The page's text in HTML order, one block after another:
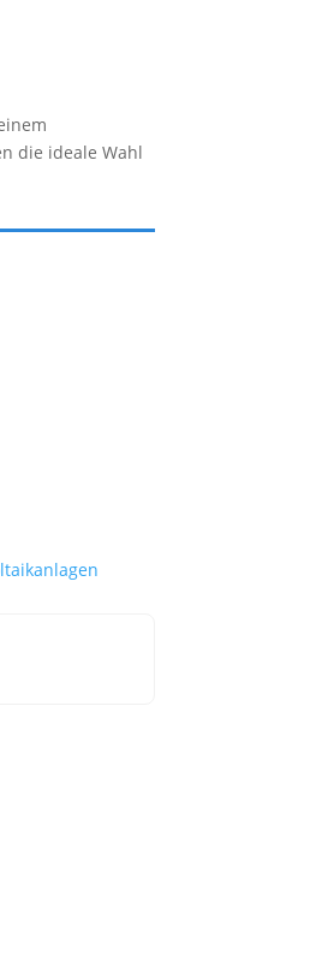
die ideale Wahl